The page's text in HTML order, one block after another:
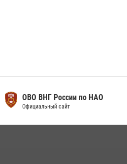
ОВО ВНГ России по НАО
Официальный сайт